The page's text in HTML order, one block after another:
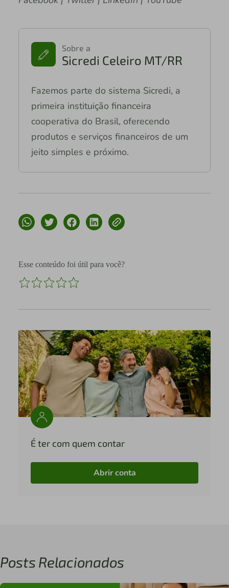
Sobre a
Sicredi Celeiro MT/RR
Fazemos parte do sistema Sicredi, a
primeira instituição financeira
cooperativa do Brasil, oferecendo
produtos e serviços financeiros de um
jeito simples e próximo.
Esse conteúdo foi útil para você?
É ter com quem contar
Abrir conta
Posts Relacionados